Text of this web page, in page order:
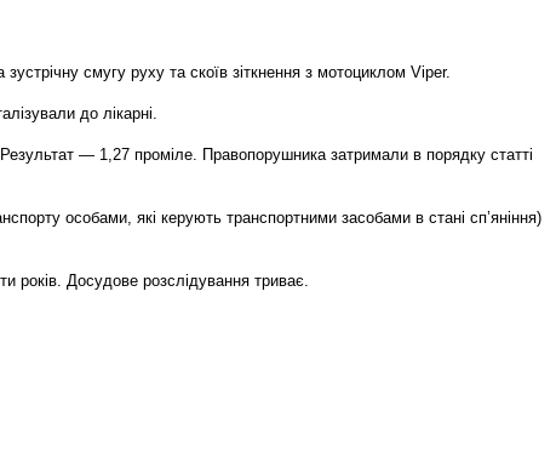
смугу руху та скоїв зіткнення з мотоциклом Viper.
до лікарні.
Результат — 1,27 проміле. Правопорушника затримали в порядку статті
особами, які керують транспортними засобами в стані сп’яніння)
років. Досудове розслідування триває.